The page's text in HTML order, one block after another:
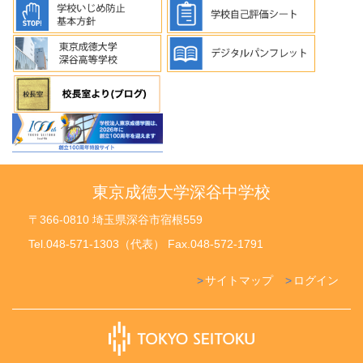
東京成徳大学深谷中学校
〒366-0810 埼玉県深谷市宿根559
Tel.048-571-1303（代表） Fax.048-572-1791
ログイン
サイトマップ